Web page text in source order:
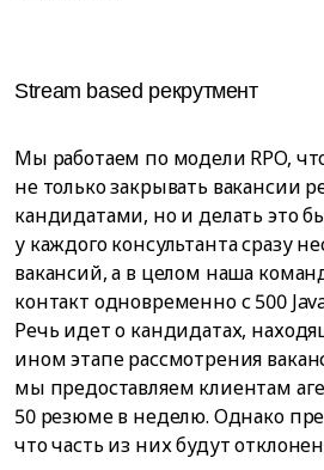
Stream based рекрутмент
Мы работаем по модели RPO,
не только закрывать вакансии
кандидатами, но и делать это
у каждого консультанта сразу
вакансий, а в целом наша
контакт одновременно с 500
Речь идет о кандидатах,
ином этапе рассмотрения
мы предоставляем клиентам
50 резюме в неделю. Однако
что часть из них будут